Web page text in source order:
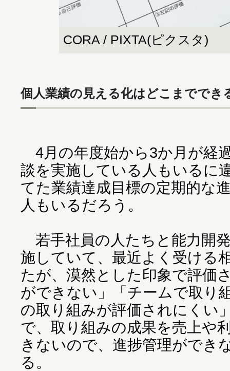
CORA / PIXTA(ピクスタ)
個人業績の見える化はどこまででき
4月の年度始から3か月が経
談を実施している人もいるに
てた業績達成目標の定期的な
人もいるだろう。
若手社員の人たちと能力開
施していて、最近よく受ける
たが、漠然とした印象で評価
ができない」「チームで取り
の取り組みが評価されにくい
で、取り組みの成果を売上や
きないので、進捗管理ができ
る。